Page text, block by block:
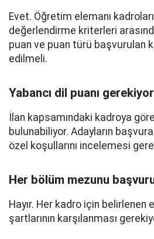
Evet. Öğretim elemanı
değerlendirme kriterleri
puan ve puan türü başvurulan
edilmeli.
Yabancı dil puanı
İlan kapsamındaki kadroya
bulunabiliyor. Adayların
özel koşullarını incelemesi
Her bölüm mezunu
Hayır. Her kadro için belirlenen
şartlarının karşılanması